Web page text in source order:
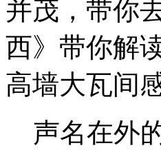
并茂，带你
西》带你解
高墙大瓦间
声名在外